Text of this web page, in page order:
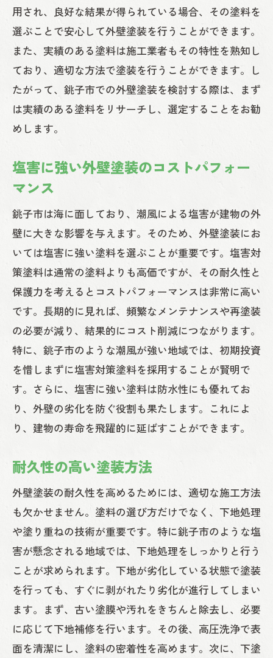
用され、良好な結果が得られている場合、その塗料を
選ぶことで安心して外壁塗装を行うことができます。
また、実績のある塗料は施工業者もその特性を熟知し
ており、適切な方法で塗装を行うことができます。し
たがって、銚子市での外壁塗装を検討する際は、まず
は実績のある塗料をリサーチし、選定することをお勧
めします。
塩害に強い外壁塗装のコストパフォー
マンス
銚子市は海に面しており、潮風による塩害が建物の外
壁に大きな影響を与えます。そのため、外壁塗装にお
いては塩害に強い塗料を選ぶことが重要です。塩害対
策塗料は通常の塗料よりも高価ですが、その耐久性と
保護力を考えるとコストパフォーマンスは非常に高い
です。長期的に見れば、頻繁なメンテナンスや再塗装
の必要が減り、結果的にコスト削減につながります。
特に、銚子市のような潮風が強い地域では、初期投資
を惜しまずに塩害対策塗料を採用することが賢明で
す。さらに、塩害に強い塗料は防水性にも優れてお
り、外壁の劣化を防ぐ役割も果たします。これによ
り、建物の寿命を飛躍的に延ばすことができます。
耐久性の高い塗装方法
外壁塗装の耐久性を高めるためには、適切な施工方法
も欠かせません。塗料の選び方だけでなく、下地処理
や塗り重ねの技術が重要です。特に銚子市のような塩
害が懸念される地域では、下地処理をしっかりと行う
ことが求められます。下地が劣化している状態で塗装
を行っても、すぐに剥がれたり劣化が進行してしまい
ます。まず、古い塗膜や汚れをきちんと除去し、必要
に応じて下地補修を行います。その後、高圧洗浄で表
面を清潔にし、塗料の密着性を高めます。次に、下塗